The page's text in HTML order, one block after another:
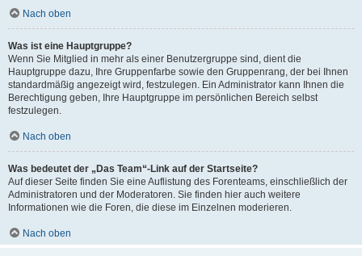
Nach oben
Was ist eine Hauptgruppe?
Wenn Sie Mitglied in mehr als einer Benutzergruppe sind, dient die
Hauptgruppe dazu, Ihre Gruppenfarbe sowie den Gruppenrang, der bei Ihnen
standardmäßig angezeigt wird, festzulegen. Ein Administrator kann Ihnen die
Berechtigung geben, Ihre Hauptgruppe im persönlichen Bereich selbst
festzulegen.
Nach oben
Was bedeutet der „Das Team“-Link auf der Startseite?
Auf dieser Seite finden Sie eine Auflistung des Forenteams, einschließlich der
Administratoren und der Moderatoren. Sie finden hier auch weitere
Informationen wie die Foren, die diese im Einzelnen moderieren.
Nach oben